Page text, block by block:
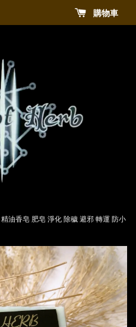
購物車
精油香皂 肥皂 淨化 除穢 避邪 轉運 防小